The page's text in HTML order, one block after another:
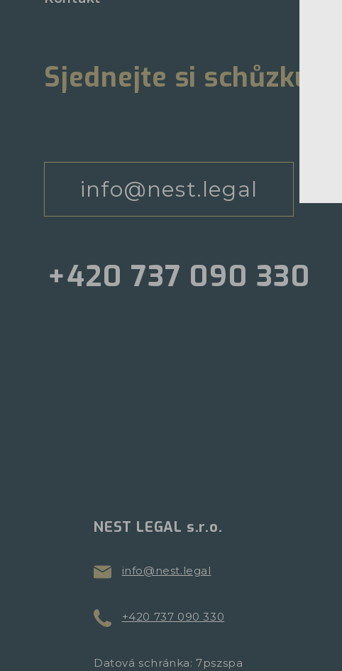
Sjednejte si schůzku
info@nest.legal
+420 737 090 330
NEST LEGAL s.r.o.
info@nest.legal
+420 737 090 330
Datová schránka: 7pszspa